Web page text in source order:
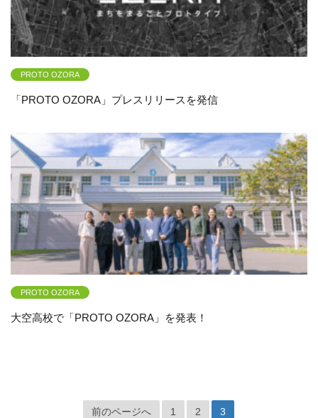
PROTO OZORA
「PROTO OZORA」プレスリリースを発信
PROTO OZORA
大空高校で「PROTO OZORA」を発表！
前のページへ 1 2 3